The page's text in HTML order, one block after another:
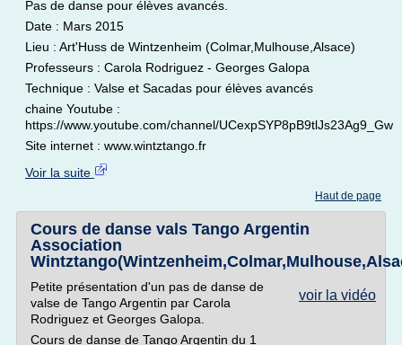
Pas de danse pour élèves avancés.
Date : Mars 2015
Lieu : Art'Huss de Wintzenheim (Colmar,Mulhouse,Alsace)
Professeurs : Carola Rodriguez - Georges Galopa
Technique : Valse et Sacadas pour élèves avancés
chaine Youtube :
https://www.youtube.com/channel/UCexpSYP8pB9tlJs23Ag9_Gw
Site internet : www.wintztango.fr
Voir la suite
Haut de page
Cours de danse vals Tango Argentin
Association
voir la vidéo
Petite présentation d'un pas de danse de
valse de Tango Argentin par Carola
Rodriguez et Georges Galopa.
Cours de danse de Tango Argentin du 1